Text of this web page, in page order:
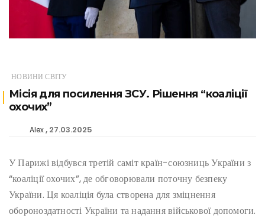
НОВИНИ СВІТУ
Місія для посилення ЗСУ. Рішення “коаліції
охочих”
Alex 27.03.2025
У Парижі відбувся третій саміт країн-союзниць України з
“коаліції охочих”, де обговорювали поточну безпеку
України. Ця коаліція була створена для зміцнення
обороноздатності України та надання військової допомоги.